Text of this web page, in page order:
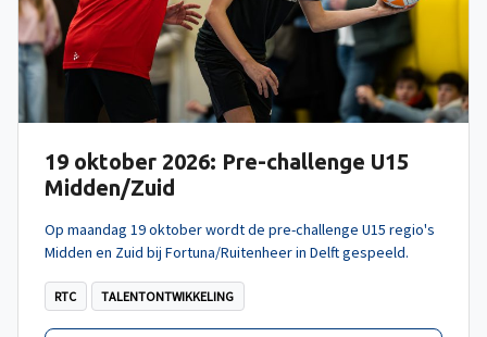
19 oktober 2026: Pre-challenge U15
Midden/Zuid
Op maandag 19 oktober wordt de pre-challenge U15 regio's
Midden en Zuid bij Fortuna/Ruitenheer in Delft gespeeld.
RTC TALENTONTWIKKELING